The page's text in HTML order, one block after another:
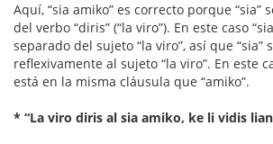
Aquí, “sia amiko” es correcto porque “sia”
del verbo “diris” (“la viro”). En este caso
separado del sujeto “la viro”, así que “sia”
reflexivamente al sujeto “la viro”. En este
está en la misma cláusula que “amiko”.
* “La viro diris al sia amiko, ke li vidis